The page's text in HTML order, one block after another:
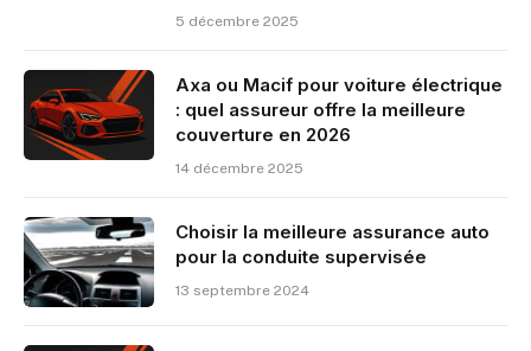
5 décembre 2025
Axa ou Macif pour voiture électrique
: quel assureur offre la meilleure
couverture en 2026
14 décembre 2025
Choisir la meilleure assurance auto
pour la conduite supervisée
13 septembre 2024